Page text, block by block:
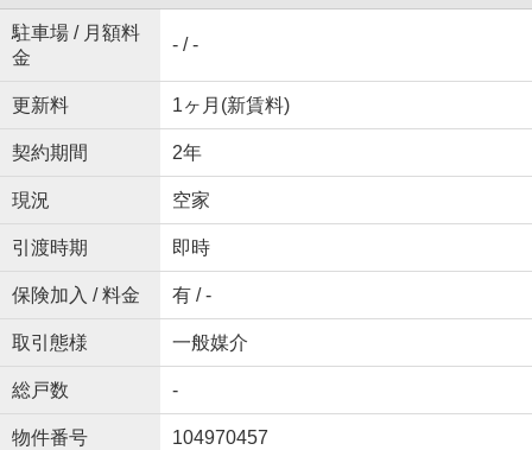
駐車場 / 月額料
金
- / -
更新料 1ヶ月(新賃料)
契約期間 2年
現況 空家
引渡時期 即時
保険加入 / 料金 有 / -
取引態様 一般媒介
総戸数 -
物件番号 104970457